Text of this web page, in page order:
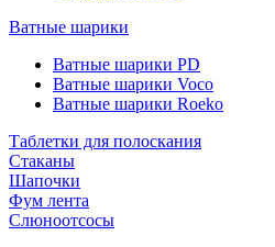
Ватные шарики
Ватные шарики PD
Ватные шарики Voco
Ватные шарики Roeko
Таблетки для полоскания
Стаканы
Шапочки
Фум лента
Слюноотсосы